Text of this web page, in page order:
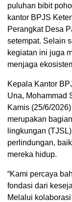
puluhan bibit
kantor BPJS
Perangkat Desa
setempat. Selain
kegiatan ini juga
menjaga
Kepala Kantor
Una, Mohammad
Kamis (25/6/
merupakan
lingkungan
perlindungan,
mereka hidup.
“Kami percaya
fondasi dari
Melalui